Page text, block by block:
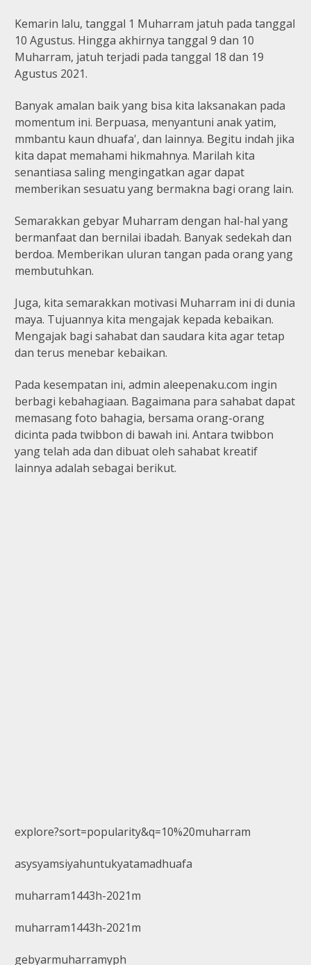
Kemarin lalu, tanggal 1 Muharram jatuh pada tanggal
10 Agustus. Hingga akhirnya tanggal 9 dan 10
Muharram, jatuh terjadi pada tanggal 18 dan 19
Agustus 2021.
Banyak amalan baik yang bisa kita laksanakan pada
momentum ini. Berpuasa, menyantuni anak yatim,
mmbantu kaun dhuafa', dan lainnya. Begitu indah jika
kita dapat memahami hikmahnya. Marilah kita
senantiasa saling mengingatkan agar dapat
memberikan sesuatu yang bermakna bagi orang lain.
Semarakkan gebyar Muharram dengan hal-hal yang
bermanfaat dan bernilai ibadah. Banyak sedekah dan
berdoa. Memberikan uluran tangan pada orang yang
membutuhkan.
Juga, kita semarakkan motivasi Muharram ini di dunia
maya. Tujuannya kita mengajak kepada kebaikan.
Mengajak bagi sahabat dan saudara kita agar tetap
dan terus menebar kebaikan.
Pada kesempatan ini, admin aleepenaku.com ingin
berbagi kebahagiaan. Bagaimana para sahabat dapat
memasang foto bahagia, bersama orang-orang
dicinta pada twibbon di bawah ini. Antara twibbon
yang telah ada dan dibuat oleh sahabat kreatif
lainnya adalah sebagai berikut.
explore?sort=popularity&q=10%20muharram
asysyamsiyahuntukyatamadhuafa
muharram1443h-2021m
muharram1443h-2021m
gebyarmuharramyph